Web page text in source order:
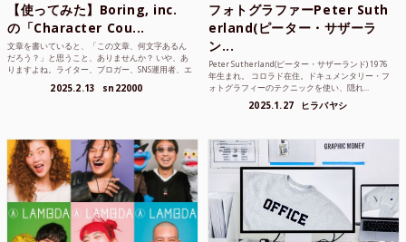
【使ってみた】Boring, inc.
の「Character Cou...
文章を書いていると、「この文章、何文字あるん
だろう？」と思うこと、ありませんか？ いや、あ
りますよね。ライター、ブロガー、SNS運用者、エ
2025.2.13 sn22000
フォトグラファーPeter Suth
erland(ピーター・サザーラ
ン...
Peter Sutherland(ピーター・サザーランド) 1976
年生まれ。 コロラド在住。ドキュメンタリー・フ
ォトグラフィーのテクニックを使い、隠れ...
2025.1.27 ヒラバヤシ